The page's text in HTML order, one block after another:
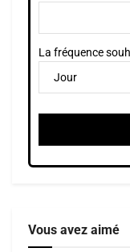
La fréquence
Vous avez aimé